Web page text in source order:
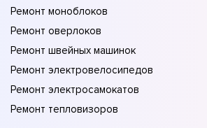
Ремонт моноблоков
Ремонт оверлоков
Ремонт швейных машинок
Ремонт электровелосипедов
Ремонт электросамокатов
Ремонт тепловизоров